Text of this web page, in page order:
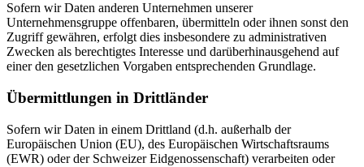
Sofern wir Daten anderen Unternehmen unserer
Unternehmensgruppe offenbaren, übermitteln oder ihnen sonst den
Zugriff gewähren, erfolgt dies insbesondere zu administrativen
Zwecken als berechtigtes Interesse und darüberhinausgehend auf
einer den gesetzlichen Vorgaben entsprechenden Grundlage.
Übermittlungen in Drittländer
Sofern wir Daten in einem Drittland (d.h. außerhalb der
Europäischen Union (EU), des Europäischen Wirtschaftsraums
(EWR) oder der Schweizer Eidgenossenschaft) verarbeiten oder